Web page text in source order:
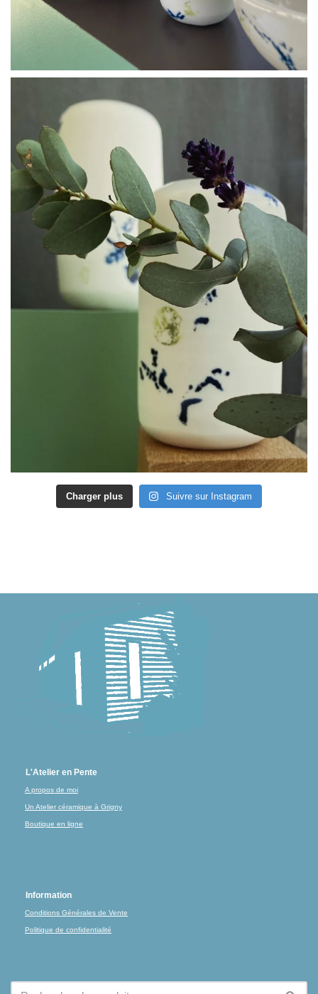
Charger plus Suivre sur Instagram
L'Atelier en Pente
A propos de moi
Un Atelier céramique à Grigny
Boutique en ligne
Information
Conditions Générales de Vente
Politique de confidentialité